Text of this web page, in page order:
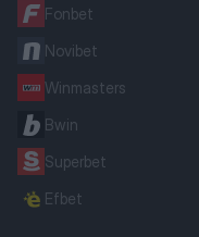
Fonbet
Novibet
Winmasters
Bwin
Superbet
Efbet